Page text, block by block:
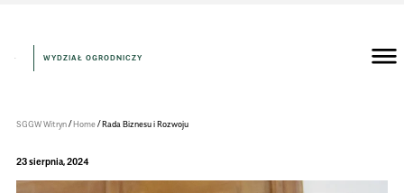
WYDZIAŁ OGRODNICZY
SGGW Witryn/Home/Rada Biznesu i Rozwoju
23 sierpnia, 2024